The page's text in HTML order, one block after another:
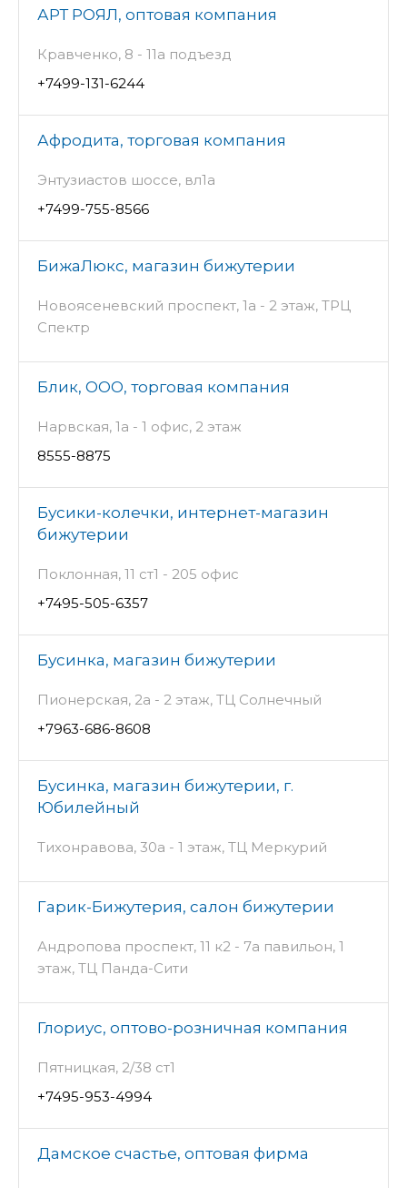
АРТ РОЯЛ, оптовая компания
Кравченко, 8 - 11а подъезд
+7499-131-6244
Афродита, торговая компания
Энтузиастов шоссе, вл1а
+7499-755-8566
БижаЛюкс, магазин бижутерии
Новоясеневский проспект, 1а - 2 этаж, ТРЦ
Спектр
Блик, ООО, торговая компания
Нарвская, 1а - 1 офис, 2 этаж
8555-8875
Бусики-колечки, интернет-магазин
бижутерии
Поклонная, 11 ст1 - 205 офис
+7495-505-6357
Бусинка, магазин бижутерии
Пионерская, 2а - 2 этаж, ТЦ Солнечный
+7963-686-8608
Бусинка, магазин бижутерии, г.
Юбилейный
Тихонравова, 30а - 1 этаж, ТЦ Меркурий
Гарик-Бижутерия, салон бижутерии
Андропова проспект, 11 к2 - 7а павильон, 1
этаж, ТЦ Панда-Сити
Глориус, оптово-розничная компания
Пятницкая, 2/38 ст1
+7495-953-4994
Дамское счастье, оптовая фирма